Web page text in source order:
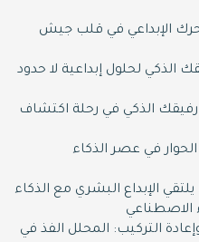
الإبداعي في قلب جيش
الذكي لحلول إبداعية لا حدود
رفيقك الذكي في رحلة اكتشاف
في عصر الذكاء
الإبداع البشري مع الذكاء
الاصطناعي
التركيب: المحلل الفذ في